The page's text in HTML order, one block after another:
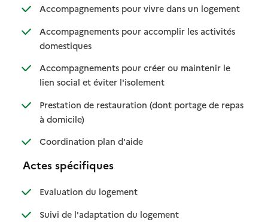
Accompagnements pour vivre dans un logement
:
: non
Accompagnements pour accomplir les activités
domestiques: disponible
: non disponible
Accompagnements pour créer ou maintenir le
lien social et éviter l'isolement: disponible
: non disponible
Prestation de restauration (dont portage de repas
à domicile): disponible
: non disponible
Coordination plan d'aide: disponible
: non disponible
Actes spécifiques
Evaluation du logement: disponible
: non disponible
Suivi de l'adaptation du logement: disponible
: non disponible